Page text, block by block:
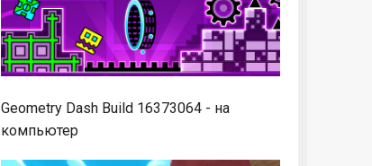
Geometry Dash Build 16373064 - на
компьютер